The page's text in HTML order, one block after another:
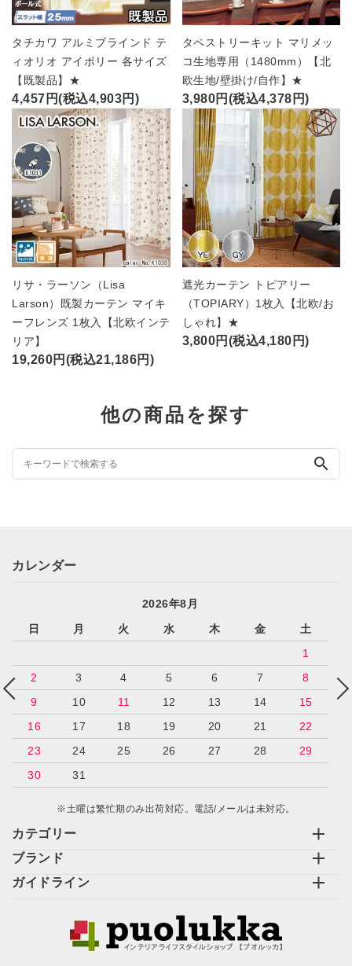
タチカワ アルミブラインド テ
ィオリオ アイボリー 各サイズ
【既製品】★
4,457円(税込4,903円)
タペストリーキット マリメッ
コ生地専用（1480mm）【北
欧生地/壁掛け/自作】★
3,980円(税込4,378円)
リサ・ラーソン（Lisa
Larson）既製カーテン マイキ
ーフレンズ 1枚入【北欧インテ
リア】
19,260円(税込21,186円)
遮光カーテン トピアリー
（TOPIARY）1枚入【北欧/お
しゃれ】★
3,800円(税込4,180円)
他の商品を探す
search
カテゴリー
ブランド
ガイドライン
カレンダー
2026年8月
日
月 火 水 木 金
土
1
2
3 4 5 6 7
8
9
10 11 12 13 14
15
16
17 18 19 20 21
22
23
24 25 26 27 28
29
30
31
※土曜は繁忙期のみ出荷対応。電話/メールは未対応。